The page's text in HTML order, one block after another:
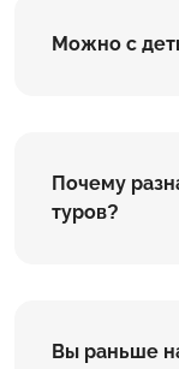
Можно с
Почему
туров?
Вы раньше